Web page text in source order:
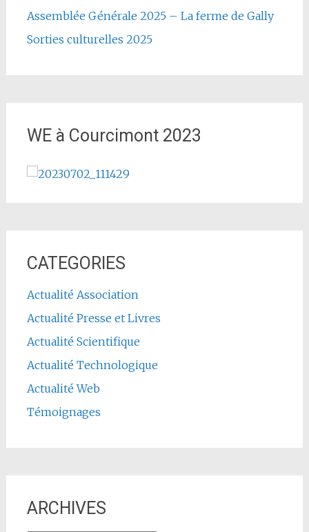
Assemblée Générale 2025 – La ferme de Gally
Sorties culturelles 2025
WE à Courcimont 2023
CATEGORIES
Actualité Association
Actualité Presse et Livres
Actualité Scientifique
Actualité Technologique
Actualité Web
Témoignages
ARCHIVES